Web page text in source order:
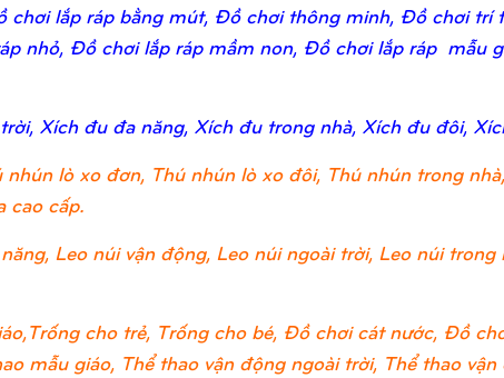
chơi lắp ráp bằng mút, Đồ chơi thông minh, Đồ chơi trí
nhỏ, Đồ chơi lắp ráp mầm non, Đồ chơi lắp ráp mẫu
Xích đu đa năng, Xích đu trong nhà, Xích đu đôi,
nhún lò xo đơn, Thú nhún lò xo đôi, Thú nhún trong
cao cấp.
Leo núi vận động, Leo núi ngoài trời, Leo núi trong
cho trẻ, Trống cho bé, Đồ chơi cát nước, Đồ
mẫu giáo, Thể thao vận động ngoài trời, Thể thao